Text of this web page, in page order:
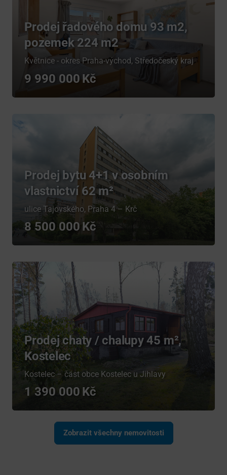
Prodej řadového domu 93 m2,
pozemek 224 m2
Květnice - okres Praha-východ, Středočeský kraj
9 990 000
Prodej bytu 4+1 v osobním
vlastnictví 62 m²
ulice Tajovského, Praha 4 – Krč
8 500 000
Prodej chaty / chalupy 45 m²,
Kostelec
Kostelec – část obce Kostelec u Jihlavy
1 390 000
Zobrazit všechny nemovitosti